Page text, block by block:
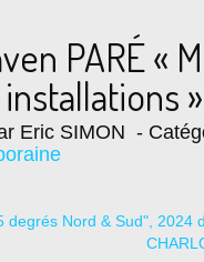
PARÉ «
»
Eric SIMON -